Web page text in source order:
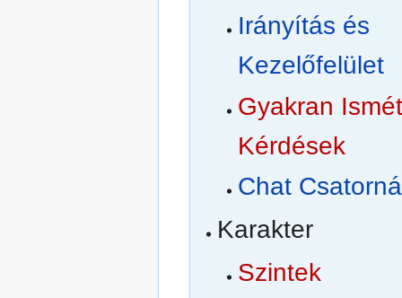
Irányítás és
Kezelőfelület
Gyakran
Kérdések
Chat
Karakter
Szintek